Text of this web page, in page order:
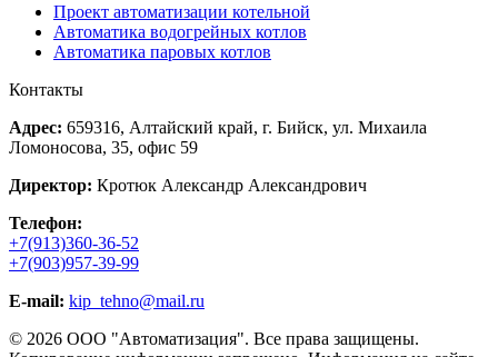
Проект автоматизации котельной
Автоматика водогрейных котлов
Автоматика паровых котлов
Контакты
Адрес: 659316, Алтайский край, г. Бийск, ул. Михаила
Ломоносова, 35, офис 59
Директор: Кротюк Александр Александрович
Телефон:
+7(913)360-36-52
+7(903)957-39-99
E-mail: kip_tehno@mail.ru
© 2026 ООО "Автоматизация". Все права защищены.